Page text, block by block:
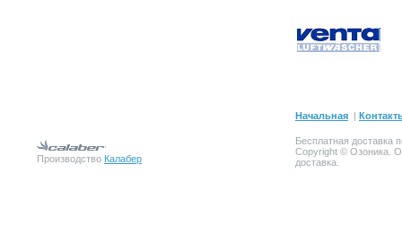
Начальная |
Производство Калабер
Бесплатная доставка
Copyright © Озоника.
доставка.